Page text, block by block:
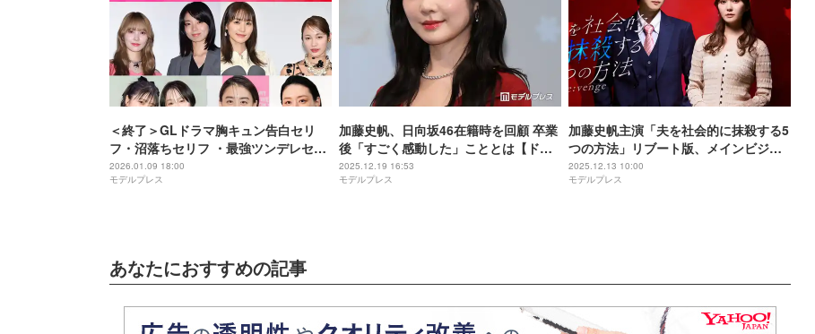
＜終了＞GLドラマ胸キュン告白セリ
フ・沼落ちセリフ ・最強ツンデレセリ
フは？【モデルプレスランキング】
2026.01.09 18:00
モデルプレス
加藤史帆、日向坂46在籍時を回顧 卒業
後「すごく感動した」こととは【ドビ
ュッシーが弾けるまで】
2025.12.19 16:53
モデルプレス
加藤史帆主演「夫を社会的に抹殺する5
つの方法」リブート版、メインビジュ
アル・主題歌解禁
2025.12.13 10:00
モデルプレス
あなたにおすすめの記事